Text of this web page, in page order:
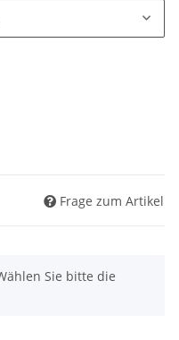
Frage zum Artikel
Sie bitte die